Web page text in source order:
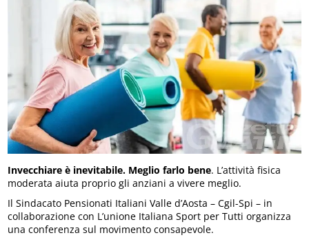
Invecchiare è inevitabile. Meglio farlo bene. L’attività fisica
moderata aiuta proprio gli anziani a vivere meglio.
Il Sindacato Pensionati Italiani Valle d’Aosta – Cgil-Spi – in
collaborazione con L’unione Italiana Sport per Tutti organizza
una conferenza sul movimento consapevole.